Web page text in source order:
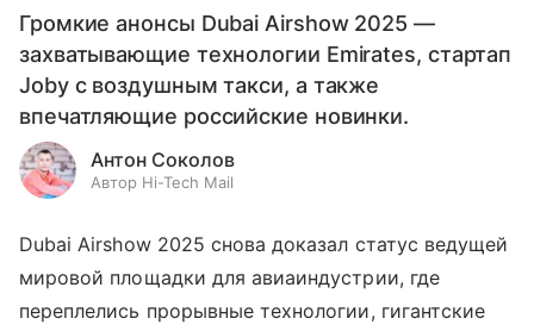
Громкие анонсы Dubai Airshow 2025 —
захватывающие технологии Emirates, стартап
Joby с воздушным такси, а также
впечатляющие российские новинки.
Антон Соколов
Автор Hi-Tech Mail
Dubai Airshow 2025 снова доказал статус ведущей
мировой площадки для авиаиндустрии, где
переплелись прорывные технологии, гигантские